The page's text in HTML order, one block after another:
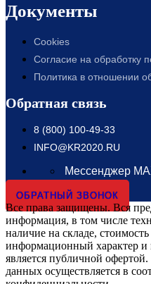
Документы
Cookies
Согласие на обработку
Политика в отношении
Обратная связь
8 (800) 100-49-33
INFO@KR2020.RU
Мессенджер
ОБРАТНЫЙ ЗВОНОК
Все права защищены. Вся
информация, в том числе
наличие на складе,
информационный характер и
является публичной
данных осуществляется в